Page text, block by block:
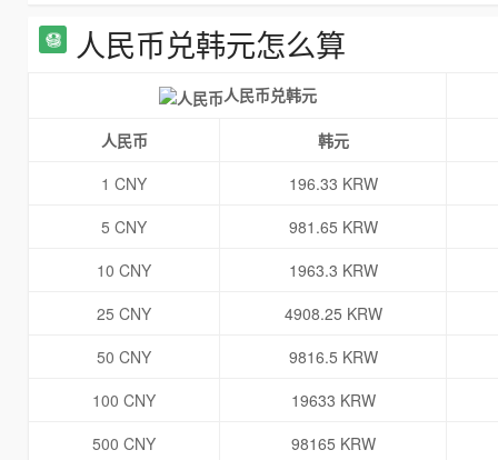
人民币兑韩元怎么算
人民币兑韩元
人民币
韩元
1 CNY
196.33 KRW
5 CNY
981.65 KRW
10 CNY
1963.3 KRW
25 CNY
4908.25 KRW
50 CNY
9816.5 KRW
100 CNY
19633 KRW
500 CNY
98165 KRW